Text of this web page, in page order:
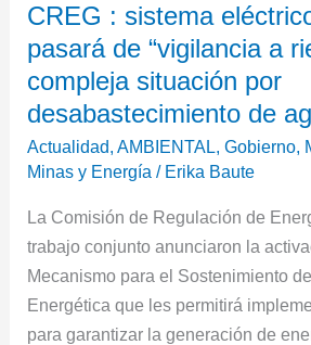
CREG : sistema
pasará de “vigilancia a
compleja situación por
desabastecimiento de
Actualidad,AMBIENTAL,Gobierno,
Minas y Energía / Erika Baute
La Comisión de Regulación de
trabajo conjunto anunciaron la
Mecanismo para el Sostenimiento
Energética que les permitirá
para garantizar la generación de
:
sistema
eléctrico
nacional
de
a
riesgo”
tras
compleja
situación